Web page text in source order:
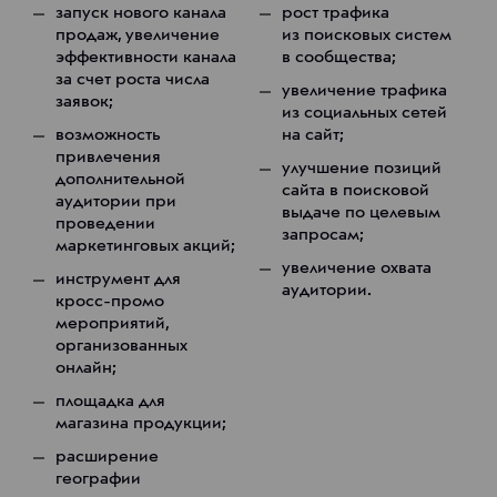
запуск нового канала
продаж, увеличение
эффективности канала
за счет роста числа
заявок;
возможность
привлечения
дополнительной
аудитории при
проведении
маркетинговых акций;
инструмент для
кросс-промо
мероприятий,
организованных
онлайн;
площадка для
магазина продукции;
расширение
географии
рост трафика
из поисковых систем
в сообщества;
увеличение трафика
из социальных сетей
на сайт;
улучшение позиций
сайта в поисковой
выдаче по целевым
запросам;
увеличение охвата
аудитории.